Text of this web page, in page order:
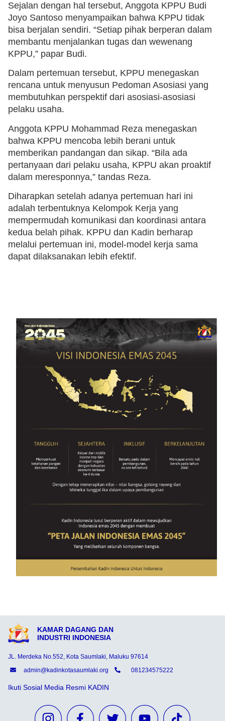
Sejalan dengan hal tersebut, Anggota KPPU Budi
Joyo Santoso menyampaikan bahwa KPPU tidak
bisa berjalan sendiri. “Setiap pihak berperan dalam
membantu menjalankan tugas dan wewenang
KPPU,” papar Budi.
Dalam pertemuan tersebut, KPPU menegaskan
rencana untuk menyusun Pedoman Asosiasi yang
membutuhkan perspektif dari asosiasi-asosiasi
pelaku usaha.
Anggota KPPU Mohammad Reza menegaskan
bahwa KPPU mencoba lebih berani untuk
memberikan pandangan dan sikap. “Bila ada
pertanyaan dari pelaku usaha, KPPU akan proaktif
dalam meresponnya,” tandas Reza.
Diharapkan setelah adanya pertemuan hari ini
adalah terbentuknya Kelompok Kerja yang
mempermudah komunikasi dan koordinasi antara
kedua belah pihak. KPPU dan Kadin berharap
melalui pertemuan ini, model-model kerja sama
dapat dilaksanakan lebih efektif.
KAMAR DAGANG DAN
INDUSTRI INDONESIA
JL. Merdeka No.552, Kota Saumlaki, Maluku 97614
admin@kadinkotasaumlaki.org
081234575222
Ikuti Sosial Media Resmi KADIN